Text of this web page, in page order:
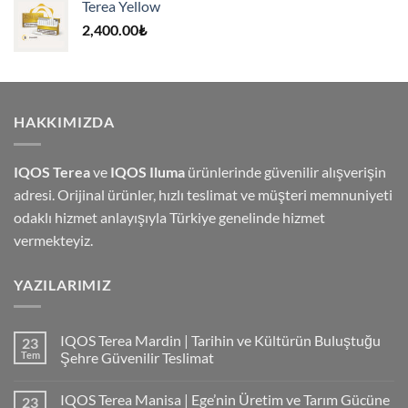
Terea Yellow
2,400.00₺
HAKKIMIZDA
IQOS Tereave IQOS Iluma ürünlerinde güvenilir alışverişin
adresi. Orijinal ürünler, hızlı teslimat ve müşteri memnuniyeti
odaklı hizmet anlayışıyla Türkiye genelinde hizmet
vermekteyiz.
YAZILARIMIZ
23
Tem
IQOS Terea Mardin | Tarihin ve Kültürün Buluştuğu
Şehre Güvenilir Teslimat
23 IQOS Terea Manisa | Ege’nin Üretim ve Tarım Gücüne